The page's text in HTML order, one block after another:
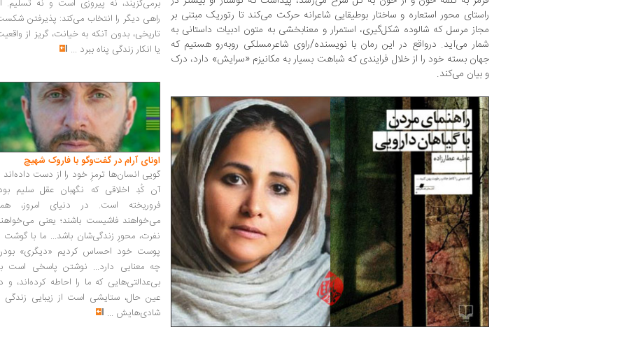
راستای محور استعاره و ساختار بوطیقایی شاعرانه حرکت می‌کند تا رتوریک مبتنی بر
مجاز مرسل که شالوده شکل‌گیری، استمرار و معنابخشی به متون ادبیات داستانی به
شمار می‌آید. درواقع در این رمان با نویسنده/راوی شاعرمسلکی روبه‌رو هستیم که
جهان بسته خود را از خلال فرایندی که شباهت بسیار به مکانیزم «سرایش» دارد، درک
و بیان می‌کند.
برمی‌گزیند، نه پیروزی است و نه تسلیم.
راهی دیگر را انتخاب می‌کند: پذیرفتن
تاریخی، بدون آنکه به خیانت، گریز از
یا انکار زندگی پناه ببرد ...
اونای آرام در گفت‌وگو با فاروک شهیچ‭
گویی انسان‌ها ترمزِ خود را از دست داده‌اند
آن کُدِ اخلاقی که نگهبان عقل سلیم
فروریخته است. در دنیای امروز،
می‌خواهند فاشیست باشند؛ یعنی
نفرت، محورِ زندگی‌شان باشد... ما با گوشت
پوست خود احساس کردیم «دیگری»
چه معنایی دارد... نوشتن پاسخی است
بی‌عدالتی‌هایی که ما را احاطه کرده‌اند، و
عین حال، ستایشی است از زیبایی زندگی
شادی‌هایش ...